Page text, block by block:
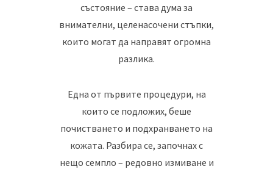
състояние – става дума за
внимателни, целенасочени стъпки,
които могат да направят огромна
разлика.
Една от първите процедури, на
които се подложих, беше
почистването и подхранването на
кожата. Разбира се, започнах с
нещо семпло – редовно измиване и